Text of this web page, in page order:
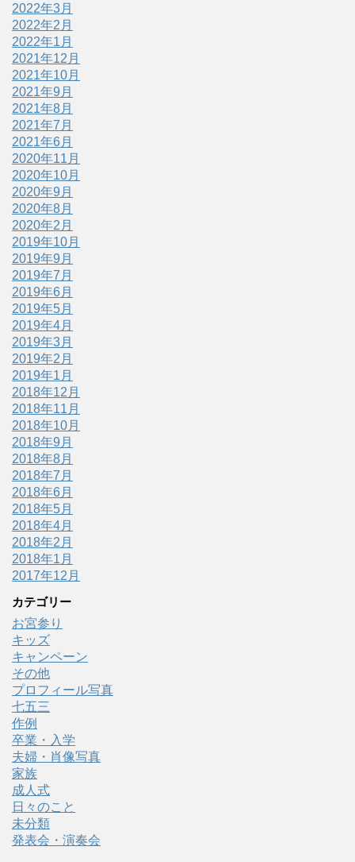
2022年3月
2022年2月
2022年1月
2021年12月
2021年10月
2021年9月
2021年8月
2021年7月
2021年6月
2020年11月
2020年10月
2020年9月
2020年8月
2020年2月
2019年10月
2019年9月
2019年7月
2019年6月
2019年5月
2019年4月
2019年3月
2019年2月
2019年1月
2018年12月
2018年11月
2018年10月
2018年9月
2018年8月
2018年7月
2018年6月
2018年5月
2018年4月
2018年2月
2018年1月
2017年12月
カテゴリー
お宮参り
キッズ
キャンペーン
その他
プロフィール写真
七五三
作例
卒業・入学
夫婦・肖像写真
家族
成人式
日々のこと
未分類
発表会・演奏会